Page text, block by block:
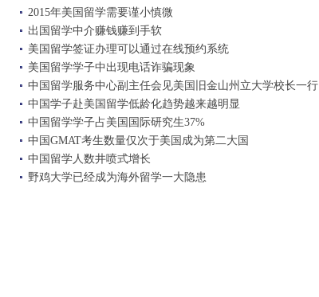
2015年美国留学需要谨小慎微
出国留学中介赚钱赚到手软
美国留学签证办理可以通过在线预约系统
美国留学学子中出现电话诈骗现象
中国留学服务中心副主任会见美国旧金山州立大学校长一行
中国学子赴美国留学低龄化趋势越来越明显
中国留学学子占美国国际研究生37%
中国GMAT考生数量仅次于美国成为第二大国
中国留学人数井喷式增长
野鸡大学已经成为海外留学一大隐患